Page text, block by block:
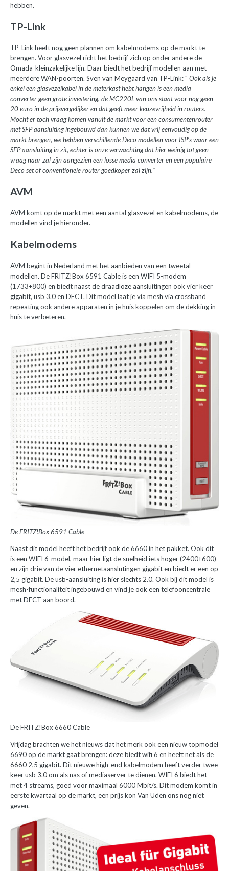
hebben.
TP-Link
TP-Link heeft nog geen plannen om kabelmodems op de markt te
brengen. Voor glasvezel richt het bedrijf zich op onder andere de
Omada-kleinzakelijke lijn. Daar biedt het bedrijf modellen aan met
meerdere WAN-poorten. Sven van Meygaard van TP-Link: " Ook als je
enkel een glasvezelkabel in de meterkast hebt hangen is een media
converter geen grote investering, de MC220L van ons staat voor nog geen
20 euro in de prijsvergelijker en dat geeft meer keuzevrijheid in routers.
Mocht er toch vraag komen vanuit de markt voor een consumentenrouter
met SFP aansluiting ingebouwd dan kunnen we dat vrij eenvoudig op de
markt brengen, we hebben verschillende Deco modellen voor ISP’s waar een
SFP aansluiting in zit, echter is onze verwachting dat hier weinig tot geen
vraag naar zal zijn aangezien een losse media converter en een populaire
Deco set of conventionele router goedkoper zal zijn."
AVM
AVM komt op de markt met een aantal glasvezel en kabelmodems, de
modellen vind je hieronder.
Kabelmodems
AVM begint in Nederland met het aanbieden van een tweetal
modellen. De FRITZ!Box 6591 Cable is een WIFI 5-modem
(1733+800) en biedt naast de draadloze aansluitingen ook vier keer
gigabit, usb 3.0 en DECT. Dit model laat je via mesh via crossband
repeating ook andere apparaten in je huis koppelen om de dekking in
huis te verbeteren.
De FRITZ!Box 6591 Cable
Naast dit model heeft het bedrijf ook de 6660 in het pakket. Ook dit
is een WIFI 6-model, maar hier ligt de snelheid iets hoger (2400+600)
en zijn drie van de vier ethernetaanslutingen gigabit en biedt er een op
2,5 gigabit. De usb-aansluiting is hier slechts 2.0. Ook bij dit model is
mesh-functionaliteit ingebouwd en vind je ook een telefooncentrale
met DECT aan boord.
De FRITZ!Box 6660 Cable
Vrijdag brachten we het nieuws dat het merk ook een nieuw topmodel
6690 op de markt gaat brengen: deze biedt wifi 6 en heeft net als de
6660 2,5 gigabit. Dit nieuwe high-end kabelmodem heeft verder twee
keer usb 3.0 om als nas of mediaserver te dienen. WIFI 6 biedt het
met 4 streams, goed voor maximaal 6000 Mbit/s. Dit modem komt in
eerste kwartaal op de markt, een prijs kon Van Uden ons nog niet
geven.